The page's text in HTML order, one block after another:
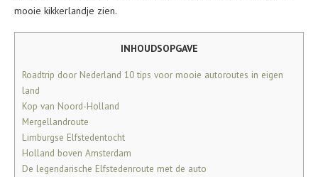
mooie kikkerlandje zien.
INHOUDSOPGAVE
Roadtrip door Nederland 10 tips voor mooie autoroutes in eigen
land
Kop van Noord-Holland
Mergellandroute
Limburgse Elfstedentocht
Holland boven Amsterdam
De legendarische Elfstedenroute met de auto